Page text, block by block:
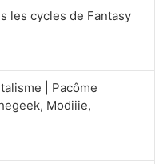
les cycles de Fantasy
| Pacôme
Modiiie,